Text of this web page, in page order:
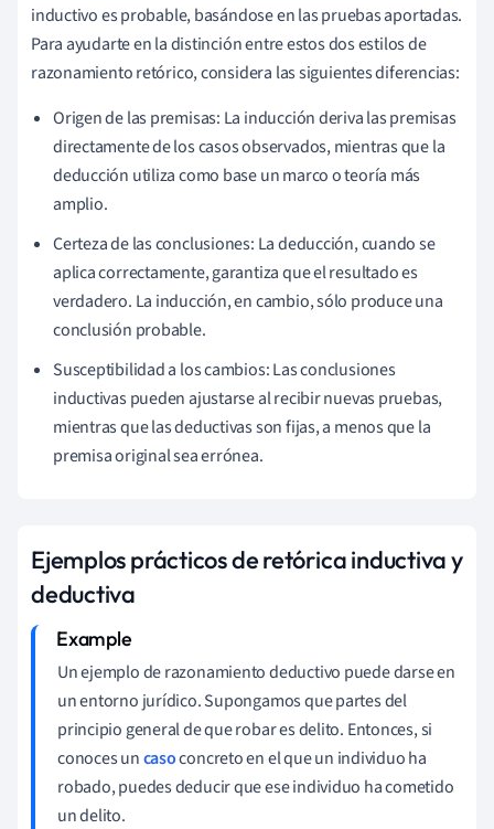
inductivo es probable, basándose en las pruebas aportadas.
Para ayudarte en la distinción entre estos dos estilos de
razonamiento retórico, considera las siguientes diferencias:
Origen de las premisas: La inducción deriva las premisas
directamente de los casos observados, mientras que la
deducción utiliza como base un marco o teoría más
amplio.
Certeza de las conclusiones: La deducción, cuando se
aplica correctamente, garantiza que el resultado es
verdadero. La inducción, en cambio, sólo produce una
conclusión probable.
Susceptibilidad a los cambios: Las conclusiones
inductivas pueden ajustarse al recibir nuevas pruebas,
mientras que las deductivas son fijas, a menos que la
premisa original sea errónea.
Ejemplos prácticos de retórica inductiva y
deductiva
Un ejemplo de razonamiento deductivo puede darse en
un entorno jurídico. Supongamos que partes del
principio general de que robar es delito. Entonces, si
conoces uncasoconcreto en el que un individuo ha
robado, puedes deducir que ese individuo ha cometido
un delito.